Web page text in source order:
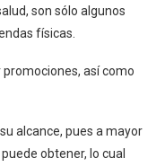
son sólo algunos
físicas.
así como
alcance, pues a mayor
obtener, lo cual